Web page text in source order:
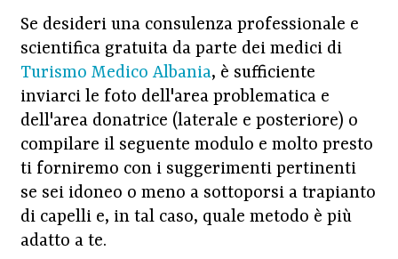
Se desideri una consulenza professionale e
scientifica gratuita da parte dei medici di
Turismo Medico Albania, è sufficiente
inviarci le foto dell'area problematica e
dell'area donatrice (laterale e posteriore) o
compilare il seguente modulo e molto presto
ti forniremo con i suggerimenti pertinenti
se sei idoneo o meno a sottoporsi a trapianto
di capelli e, in tal caso, quale metodo è più
adatto a te.